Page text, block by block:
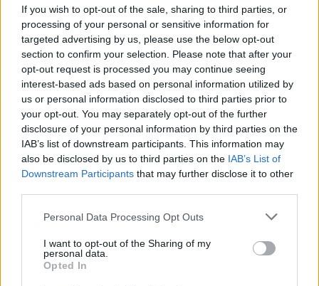
If you wish to opt-out of the sale, sharing to third parties, or
processing of your personal or sensitive information for
targeted advertising by us, please use the below opt-out
section to confirm your selection. Please note that after your
opt-out request is processed you may continue seeing
interest-based ads based on personal information utilized by
us or personal information disclosed to third parties prior to
your opt-out. You may separately opt-out of the further
disclosure of your personal information by third parties on the
IAB’s list of downstream participants. This information may
also be disclosed by us to third parties on the IAB’s List of
Downstream Participants that may further disclose it to other
Personal Data Processing Opt Outs
I want to opt-out of the Sharing of my
personal data.
Opted In
contesti di maggiore marginalità.
A partire dalle esperienze dirette maturate dalle cliniche legali
delle università milanesi, l’incontro si propone come spazio di
dialogo tra accademici, operatori del terzo settore, istituzioni e
professionisti che operano quotidianamente a fianco di soggetti
in condizione di vulnerabilità economica e sociale. L’obiettivo è
duplice: da un lato, fare emergere le criticità sistemiche
nell’accesso al lavoro; dall’altro, valorizzare le pratiche efficaci
e i modelli di intervento sviluppati attraverso la collaborazione
tra università e territorio.
L’iniziativa si inserisce in un più ampio percorso formativo e
19 maggio
l’inclusione sociale a partire dal riconoscimento e dalla tutela
dei diritti fondamentali, con particolare attenzione ai contesti di